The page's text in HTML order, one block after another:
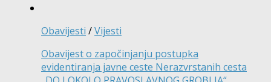
Obavijesti /Vijesti
Obavijest o započinjanju postupka
evidentiranja javne ceste Nerazvrstanih cesta